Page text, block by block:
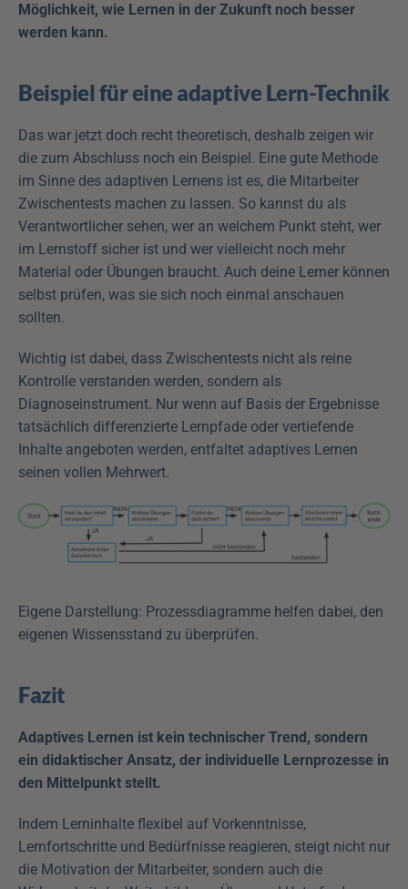
Möglichkeit, wie Lernen in der Zukunft noch besser
werden kann.
Beispiel für eine adaptive Lern-Technik
Das war jetzt doch recht theoretisch, deshalb zeigen wir
die zum Abschluss noch ein Beispiel. Eine gute Methode
im Sinne des adaptiven Lernens ist es, die Mitarbeiter
Zwischentests machen zu lassen. So kannst du als
Verantwortlicher sehen, wer an welchem Punkt steht, wer
im Lernstoff sicher ist und wer vielleicht noch mehr
Material oder Übungen braucht. Auch deine Lerner können
selbst prüfen, was sie sich noch einmal anschauen
sollten.
Wichtig ist dabei, dass Zwischentests nicht als reine
Kontrolle verstanden werden, sondern als
Diagnoseinstrument. Nur wenn auf Basis der Ergebnisse
tatsächlich differenzierte Lernpfade oder vertiefende
Inhalte angeboten werden, entfaltet adaptives Lernen
seinen vollen Mehrwert.
Eigene Darstellung: Prozessdiagramme helfen dabei, den
eigenen Wissensstand zu überprüfen.
Fazit
Adaptives Lernen ist kein technischer Trend, sondern
ein didaktischer Ansatz, der individuelle Lernprozesse in
den Mittelpunkt stellt.
Indem Lerninhalte flexibel auf Vorkenntnisse,
Lernfortschritte und Bedürfnisse reagieren, steigt nicht nur
die Motivation der Mitarbeiter, sondern auch die